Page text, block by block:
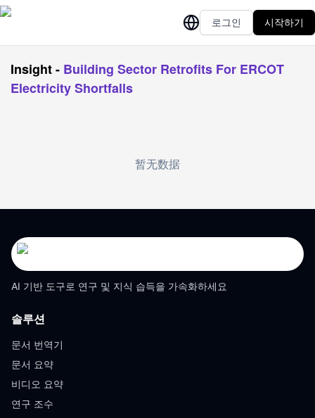
로그인 시작하기
Insight- Building Sector Retrofits For ERCOT
Electricity Shortfalls
暂无数据
AI 기반 도구로 연구 및 지식 습득을 가속화하세요
솔루션
문서 번역기
문서 요약
비디오 요약
연구 조수